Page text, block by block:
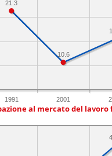
1991 2001
10.6
21.3
al mercato del